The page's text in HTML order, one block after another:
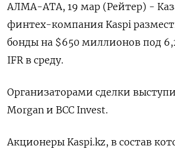
АЛМА-АТА, 19 мар (Рейтер) -
финтех-компания Kaspi
бонды на $650 миллионов под
IFR в среду.
Организаторами сделки
Morgan и BCC Invest.
Акционеры Kaspi.kz, в состав